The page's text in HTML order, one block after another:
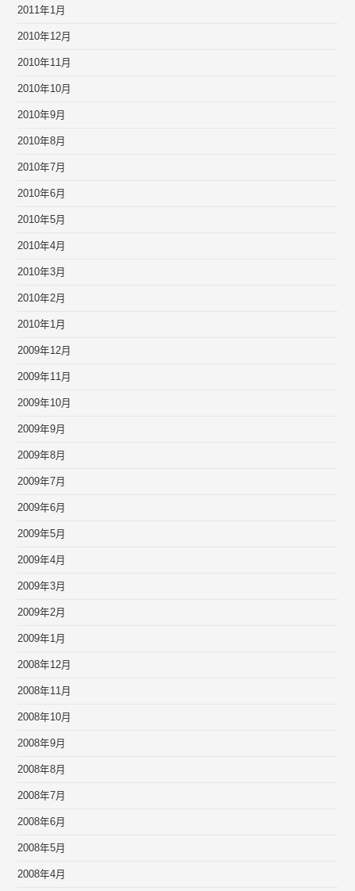
2011年1月
2010年12月
2010年11月
2010年10月
2010年9月
2010年8月
2010年7月
2010年6月
2010年5月
2010年4月
2010年3月
2010年2月
2010年1月
2009年12月
2009年11月
2009年10月
2009年9月
2009年8月
2009年7月
2009年6月
2009年5月
2009年4月
2009年3月
2009年2月
2009年1月
2008年12月
2008年11月
2008年10月
2008年9月
2008年8月
2008年7月
2008年6月
2008年5月
2008年4月